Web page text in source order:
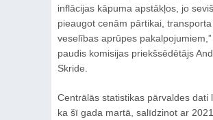
inflācijas kāpuma apstākļos, jo
pieaugot cenām pārtikai, transporta
veselības aprūpes
paudis komisijas priekšsēdētājs
Skride.
Centrālās statistikas pārvaldes dati
ka šī gada martā, salīdzinot ar